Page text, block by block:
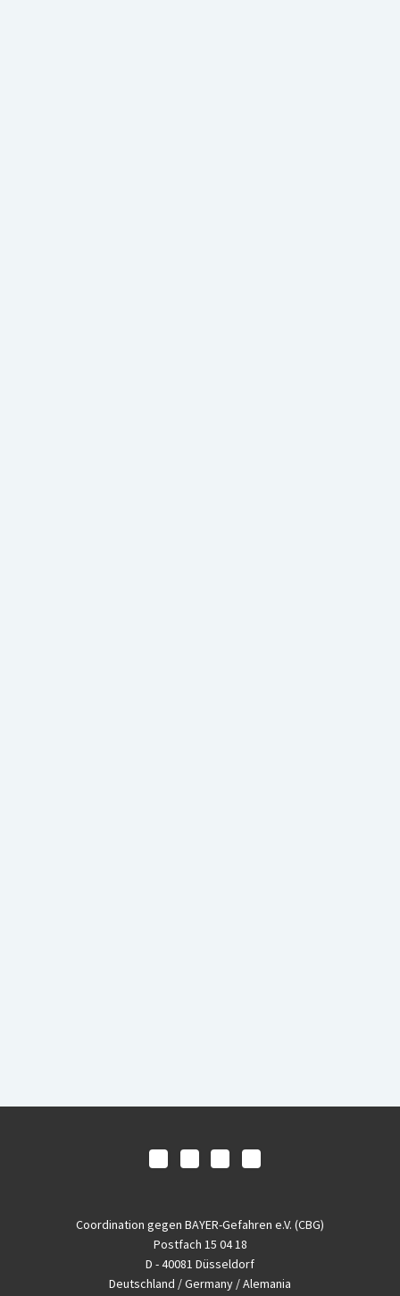
Coordination gegen BAYER-Gefahren e.V. (CBG)
Postfach 15 04 18
D - 40081 Düsseldorf
Deutschland / Germany / Alemania